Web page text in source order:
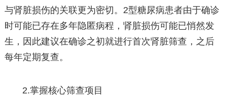
与肾脏损伤的关联更为密切。2型糖尿病患者由于确诊
时可能已存在多年隐匿病程，肾脏损伤可能已悄然发
生，因此建议在确诊之初就进行首次肾脏筛查，之后
每年定期复查。
2.掌握核心筛查项目